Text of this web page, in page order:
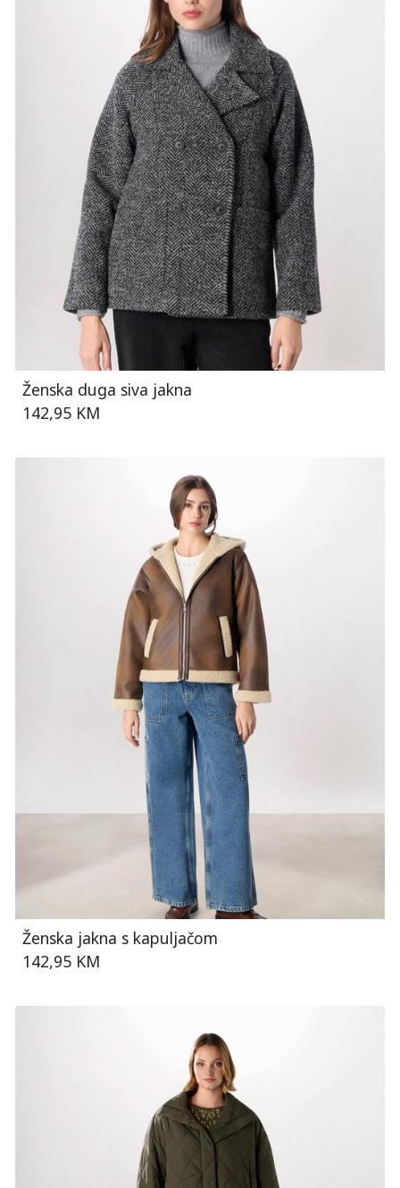
Ženska duga siva jakna
142,95 KM
Ženska jakna s kapuljačom
142,95 KM